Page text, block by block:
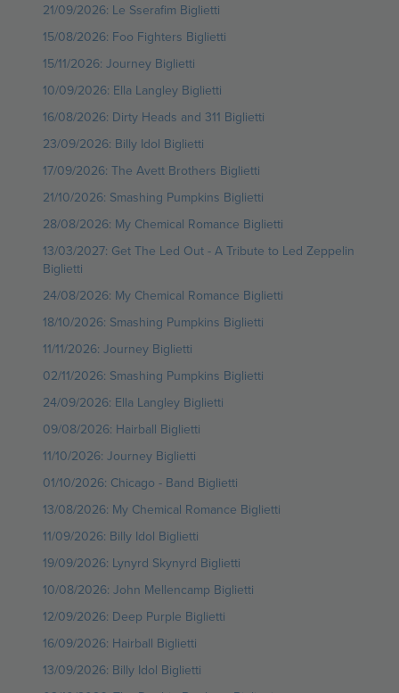
21/09/2026: Le Sserafim Biglietti
15/08/2026: Foo Fighters Biglietti
15/11/2026: Journey Biglietti
10/09/2026: Ella Langley Biglietti
16/08/2026: Dirty Heads and 311 Biglietti
23/09/2026: Billy Idol Biglietti
17/09/2026: The Avett Brothers Biglietti
21/10/2026: Smashing Pumpkins Biglietti
28/08/2026: My Chemical Romance Biglietti
13/03/2027: Get The Led Out - A Tribute to Led Zeppelin
Biglietti
24/08/2026: My Chemical Romance Biglietti
18/10/2026: Smashing Pumpkins Biglietti
11/11/2026: Journey Biglietti
02/11/2026: Smashing Pumpkins Biglietti
24/09/2026: Ella Langley Biglietti
09/08/2026: Hairball Biglietti
11/10/2026: Journey Biglietti
01/10/2026: Chicago - Band Biglietti
13/08/2026: My Chemical Romance Biglietti
11/09/2026: Billy Idol Biglietti
19/09/2026: Lynyrd Skynyrd Biglietti
10/08/2026: John Mellencamp Biglietti
12/09/2026: Deep Purple Biglietti
16/09/2026: Hairball Biglietti
13/09/2026: Billy Idol Biglietti